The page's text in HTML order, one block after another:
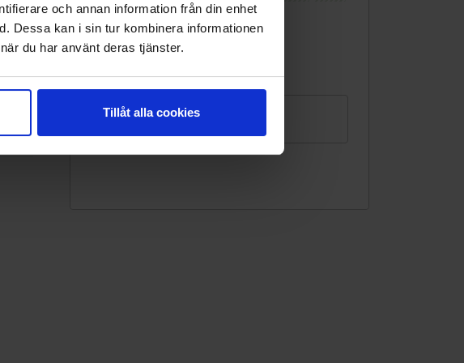
och annan information från din enhet
Dessa kan i sin tur kombinera informationen
du har använt deras tjänster.
Tillåt alla cookies
31
Valbart som incheckningsdatum
Gäster